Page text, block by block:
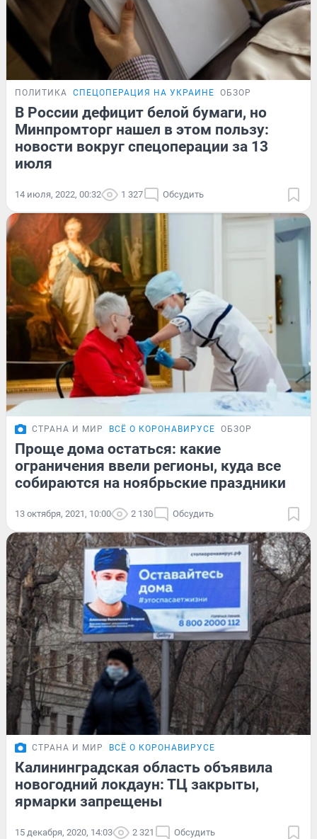
ПОЛИТИКА СПЕЦОПЕРАЦИЯ НА УКРАИНЕ ОБЗОР
В России дефицит белой бумаги, но
Минпромторг нашел в этом пользу:
новости вокруг спецоперации за 13
июля
14 июля, 2022, 00:32 1 327 Обсудить
СТРАНА И МИР ВСЁ О КОРОНАВИРУСЕ ОБЗОР
Проще дома остаться: какие
ограничения ввели регионы, куда все
собираются на ноябрьские праздники
13 октября, 2021, 10:00 2 130 Обсудить
СТРАНА И МИР ВСЁ О КОРОНАВИРУСЕ
Калининградская область объявила
новогодний локдаун: ТЦ закрыты,
ярмарки запрещены
15 декабря, 2020, 14:03 2 321 Обсудить